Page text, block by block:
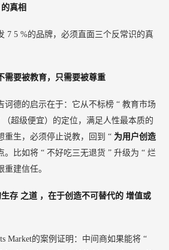
的真相
7 5 %的品牌，必须直面三个反常识的真
需要被教育，只需要被尊重
诃德的启示在于：它从不标榜 “ 教育市场
（超级便宜）的定位，满足人性最本质的
重生，必须停止说教，回到 “ 为用户创造
。比如将 “ 不好吃三无退货 ” 升级为 “ 烂
重建信任。
存 之道 ，在于创造不可替代的 增值或
Market的案例证明：中间商如果能将 “